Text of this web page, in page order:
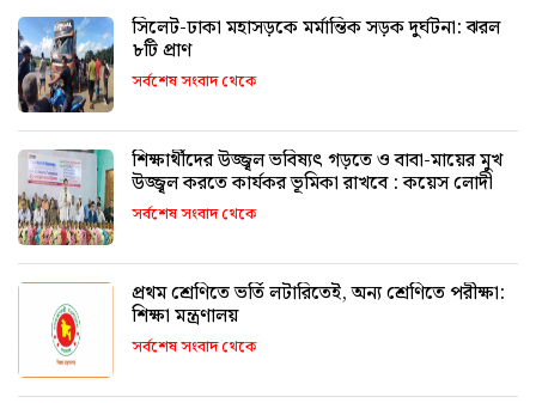
সিলেট-ঢাকা মহাসড়কে মর্মান্তিক সড়ক দুর্ঘটনা: ঝরল
৮টি প্রাণ
সর্বশেষ সংবাদ থেকে
শিক্ষার্থীদের উজ্জ্বল ভবিষ্যৎ গড়তে ও বাবা-মায়ের মুখ
উজ্জ্বল করতে কার্যকর ভূমিকা রাখবে : কয়েস লোদী
সর্বশেষ সংবাদ থেকে
প্রথম শ্রেণিতে ভর্তি লটারিতেই, অন্য শ্রেণিতে পরীক্ষা:
শিক্ষা মন্ত্রণালয়
সর্বশেষ সংবাদ থেকে